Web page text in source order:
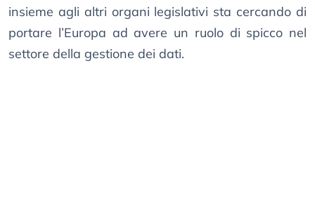
insieme agli altri organi legislativi sta cercando di
portare l’Europa ad avere un ruolo di spicco nel
settore della gestione dei dati.